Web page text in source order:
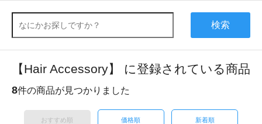
検索
【Hair Accessory】 に登録されている商品
8件の商品が見つかりました
おすすめ順 価格順 新着順